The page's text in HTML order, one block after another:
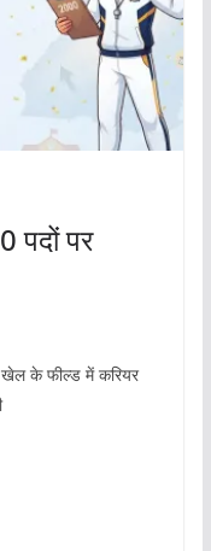
पदों पर
खेल के फील्ड में करियर